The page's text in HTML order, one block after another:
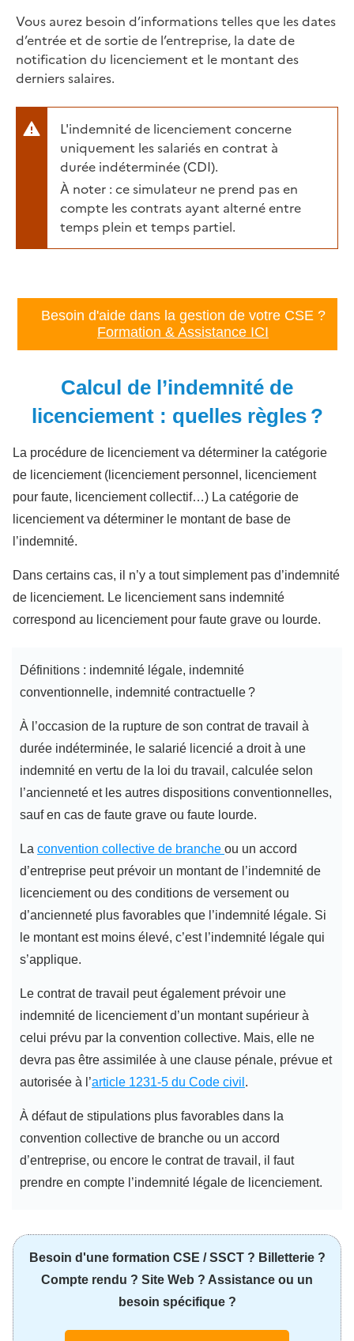
Besoin d'aide dans la gestion de votre CSE ?
Formation & Assistance ICI
Calcul de l’indemnité de
licenciement : quelles règles ?
La procédure de licenciement va déterminer la catégorie
de licenciement (licenciement personnel, licenciement
pour faute, licenciement collectif…) La catégorie de
licenciement va déterminer le montant de base de
l’indemnité.
Dans certains cas, il n’y a tout simplement pas d’indemnité
de licenciement. Le licenciement sans indemnité
correspond au licenciement pour faute grave ou lourde.
Définitions : indemnité légale, indemnité
conventionnelle, indemnité contractuelle ?
À l’occasion de la rupture de son contrat de travail à
durée indéterminée, le salarié licencié a droit à une
indemnité en vertu de la loi du travail, calculée selon
l’ancienneté et les autres dispositions conventionnelles,
sauf en cas de faute grave ou faute lourde.
La convention collective de branche ou un accord
d’entreprise peut prévoir un montant de l’indemnité de
licenciement ou des conditions de versement ou
d’ancienneté plus favorables que l’indemnité légale. Si
le montant est moins élevé, c’est l’indemnité légale qui
s’applique.
Le contrat de travail peut également prévoir une
indemnité de licenciement d’un montant supérieur à
celui prévu par la convention collective. Mais, elle ne
devra pas être assimilée à une clause pénale, prévue et
autorisée à l’article 1231-5 du Code civil .
À défaut de stipulations plus favorables dans la
convention collective de branche ou un accord
d’entreprise, ou encore le contrat de travail, il faut
prendre en compte l’indemnité légale de licenciement.
Besoin d'une formation CSE / SSCT ? Billetterie ?
Compte rendu ? Site Web ? Assistance ou un
besoin spécifique ?